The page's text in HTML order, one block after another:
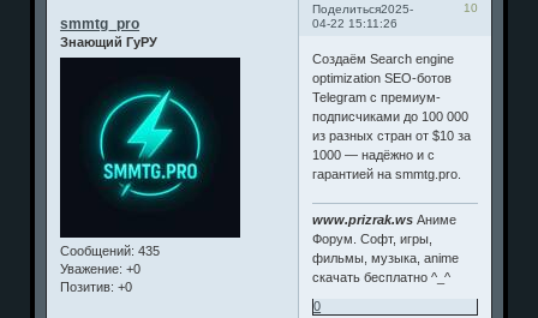
Поделиться 10
2025-
04-22 15:11:26
smmtg_pro
Знающий ГуРУ
Сообщений: 435
Уважение: +0
Позитив: +0
Создаём Search engine
optimization SEO-ботов
Telegram с премиум-
подписчиками до 100 000
из разных стран от $10 за
1000 — надёжно и с
гарантией на smmtg.pro.
www.prizrak.ws Аниме
Форум. Софт, игры,
фильмы, музыка, anime
скачать бесплатно ^_^
0